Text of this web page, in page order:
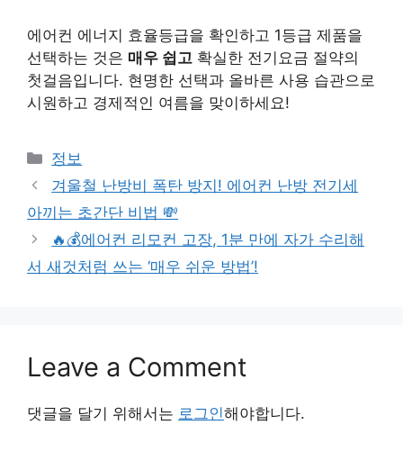
에어컨 에너지 효율등급을 확인하고 1등급 제품을
선택하는 것은 매우 쉽고 확실한 전기요금 절약의
첫걸음입니다. 현명한 선택과 올바른 사용 습관으로
시원하고 경제적인 여름을 맞이하세요!
Categories
정보
겨울철 난방비 폭탄 방지! 에어컨 난방 전기세
아끼는 초간단 비법 💸
🔥💰에어컨 리모컨 고장, 1분 만에 자가 수리해
서 새것처럼 쓰는 ‘매우 쉬운 방법’!
Leave a Comment
댓글을 달기 위해서는 로그인해야합니다.